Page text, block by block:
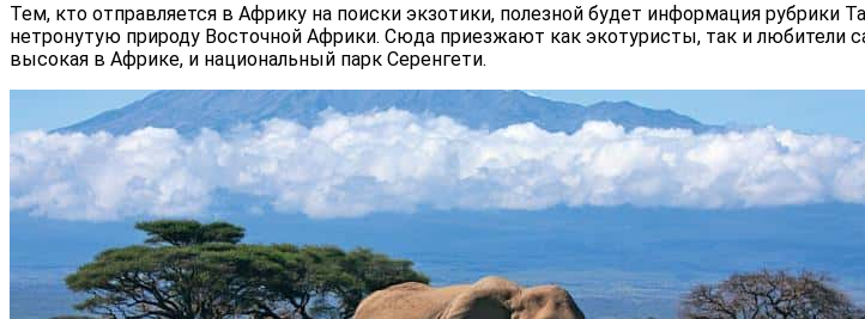
Тем, кто отправляется в Африку на поиски экзотики, полезной будет информация рубрики
нетронутую природу Восточной Африки. Сюда приезжают как экотуристы, так и
высокая в Африке, и национальный парк Серенгети.